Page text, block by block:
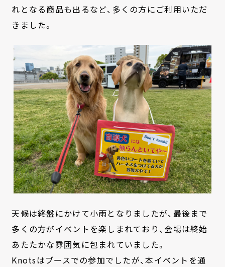
れとなる商品も出るなど、多くの方にご利用いただ
きました。
天候は終盤にかけて小雨となりましたが、最後まで
多くの方がイベントを楽しまれており、会場は終始
あたたかな雰囲気に包まれていました。
Knotsはブースでの参加でしたが、本イベントを通